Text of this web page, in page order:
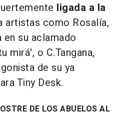
ligada a la
artistas como Rosalía,
su aclamado
mirá', o C.Tangana,
de su ya
Tiny Desk.
DE LOS ABUELOS AL